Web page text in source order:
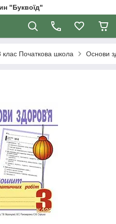
"Буквоїд"
клас Початкова школа Основи